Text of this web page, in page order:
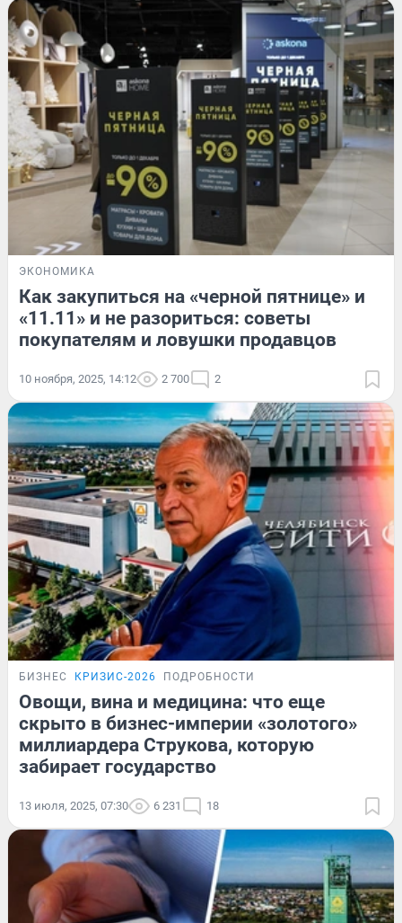
ЭКОНОМИКА
Как закупиться на «черной пятнице» и
«11.11» и не разориться: советы
покупателям и ловушки продавцов
10 ноября, 2025, 14:12 2 700 2
БИЗНЕС КРИЗИС-2026 ПОДРОБНОСТИ
Овощи, вина и медицина: что еще
скрыто в бизнес-империи «золотого»
миллиардера Струкова, которую
забирает государство
13 июля, 2025, 07:30 6 231 18